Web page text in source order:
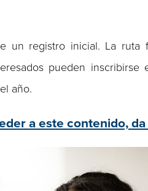
un registro inicial. La ruta
pueden inscribirse
año.
a este contenido,